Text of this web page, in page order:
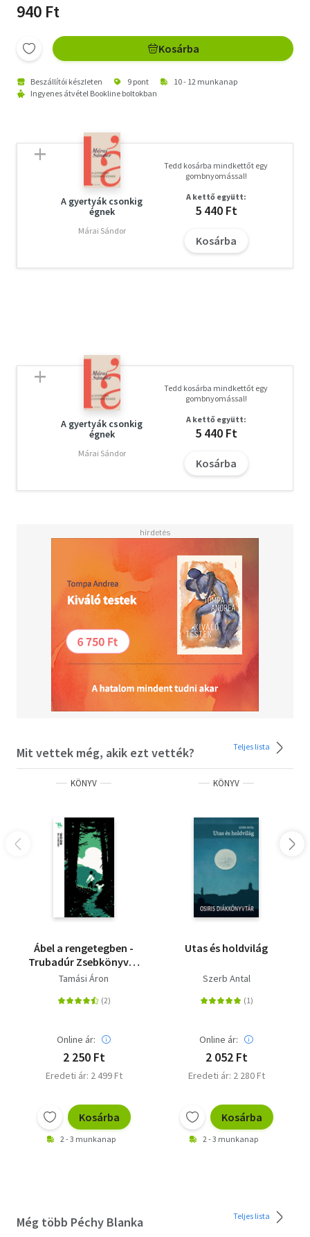
940 Ft
Kosárba
Beszállítói készleten 9 pont
10 - 12 munkanap
Ingyenes átvétel Bookline boltokban
A gyertyák csonkig
égnek
Márai Sándor
Tedd kosárba mindkettőt egy
gombnyomással!
A kettő együtt:
5 440 Ft
Kosárba
A gyertyák csonkig
égnek
Márai Sándor
Tedd kosárba mindkettőt egy
gombnyomással!
A kettő együtt:
5 440 Ft
Kosárba
Mit vettek még, akik ezt vették? Teljes lista
KÖNYV
Ábel a rengetegben -
Trubadúr Zsebkönyvek
21.
Tamási Áron
Online ár:
2 250 Ft
Eredeti ár: 2 499 Ft
Kosárba
2 - 3 munkanap
KÖNYV
Utas és holdvilág
Szerb Antal
Online ár:
2 052 Ft
Eredeti ár: 2 280 Ft
Kosárba
2 - 3 munkanap
Még több Péchy Blanka Teljes lista